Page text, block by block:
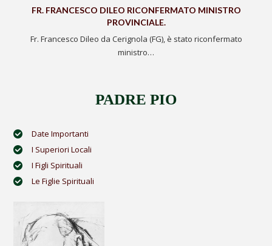
FR. FRANCESCO DILEO RICONFERMATO MINISTRO
PROVINCIALE.
Fr. Francesco Dileo da Cerignola (FG), è stato riconfermato
ministro…
PADRE PIO
Date Importanti
I Superiori Locali
I Figli Spirituali
Le Figlie Spirituali